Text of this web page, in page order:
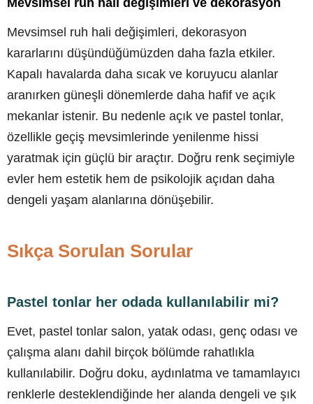
Mevsimsel ruh hali değişimleri, dekorasyon
kararlarını düşündüğümüzden daha fazla etkiler.
Kapalı havalarda daha sıcak ve koruyucu alanlar
aranırken güneşli dönemlerde daha hafif ve açık
mekanlar istenir. Bu nedenle açık ve pastel tonlar,
özellikle geçiş mevsimlerinde yenilenme hissi
yaratmak için güçlü bir araçtır. Doğru renk seçimiyle
evler hem estetik hem de psikolojik açıdan daha
dengeli yaşam alanlarına dönüşebilir.
Sıkça Sorulan Sorular
Pastel tonlar her odada kullanılabilir mi?
Evet, pastel tonlar salon, yatak odası, genç odası ve
çalışma alanı dahil birçok bölümde rahatlıkla
kullanılabilir. Doğru doku, aydınlatma ve tamamlayıcı
renklerle desteklendiğinde her alanda dengeli ve şık